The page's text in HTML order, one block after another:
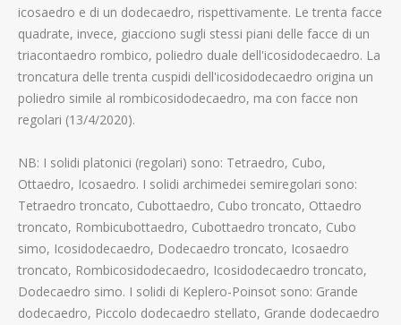
icosaedro e di un dodecaedro, rispettivamente. Le trenta facce
quadrate, invece, giacciono sugli stessi piani delle facce di un
triacontaedro rombico, poliedro duale dell'icosidodecaedro. La
troncatura delle trenta cuspidi dell'icosidodecaedro origina un
poliedro simile al rombicosidodecaedro, ma con facce non
regolari (13/4/2020).
NB: I solidi platonici (regolari) sono: Tetraedro, Cubo,
Ottaedro, Icosaedro. I solidi archimedei semiregolari sono:
Tetraedro troncato, Cubottaedro, Cubo troncato, Ottaedro
troncato, Rombicubottaedro, Cubottaedro troncato, Cubo
simo, Icosidodecaedro, Dodecaedro troncato, Icosaedro
troncato, Rombicosidodecaedro, Icosidodecaedro troncato,
Dodecaedro simo. I solidi di Keplero-Poinsot sono: Grande
dodecaedro, Piccolo dodecaedro stellato, Grande dodecaedro